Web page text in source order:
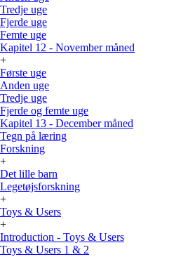
Tredje uge
Fjerde uge
Femte uge
Kapitel 12 - November måned
+
Første uge
Anden uge
Tredje uge
Fjerde og femte uge
Kapitel 13 - December måned
Tegn på læring
Forskning
+
Det lille barn
Legetøjsforskning
+
Toys & Users
+
Introduction - Toys & Users
Toys & Users 1 & 2